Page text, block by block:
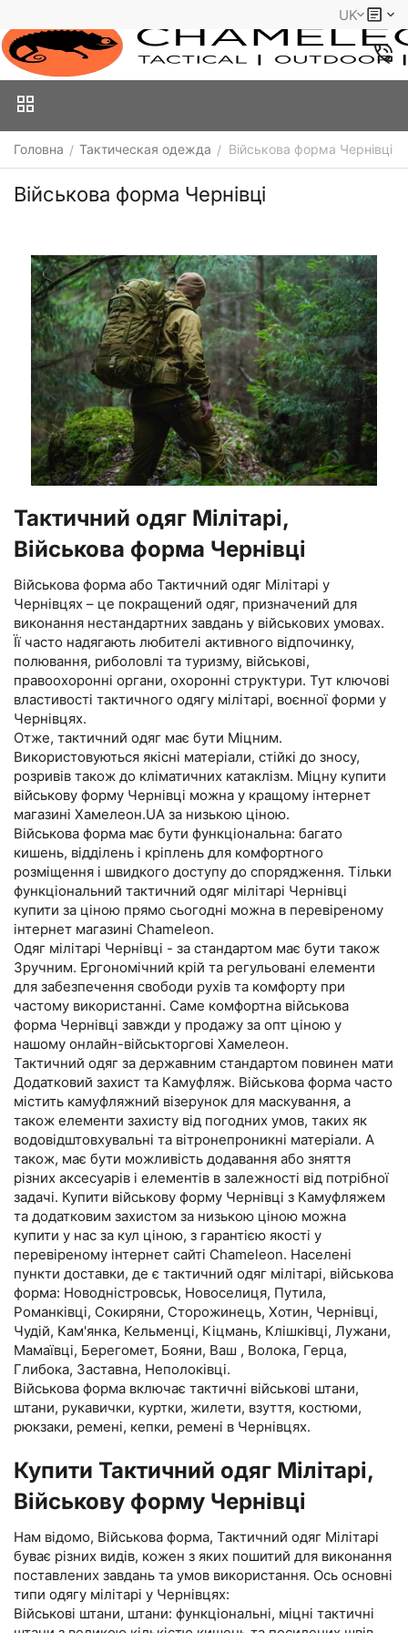
UK
Головна / Тактическая одежда / Військова форма Чернівці
Військова форма Чернівці
Тактичний одяг Мілітарі,
Військова форма Чернівці
Військова форма або Тактичний одяг Мілітарі у
Чернівцях – це покращений одяг, призначений для
виконання нестандартних завдань у військових умовах.
Її часто надягають любителі активного відпочинку,
полювання, риболовлі та туризму, військові,
правоохоронні органи, охоронні структури. Тут ключові
властивості тактичного одягу мілітарі, воєнної форми у
Чернівцях.
Отже, тактичний одяг має бути Міцним.
Використовуються якісні матеріали, стійкі до зносу,
розривів також до кліматичних катаклізм. Міцну купити
військову форму Чернівці можна у кращому інтернет
магазині Хамелеон.UA за низькою ціною.
Військова форма має бути функціональна: багато
кишень, відділень і кріплень для комфортного
розміщення і швидкого доступу до спорядження. Тільки
функціональний тактичний одяг мілітарі Чернівці
купити за ціною прямо сьогодні можна в перевіреному
інтернет магазині Chameleon.
Одяг мілітарі Чернівці - за стандартом має бути також
Зручним. Ергономічний крій та регульовані елементи
для забезпечення свободи рухів та комфорту при
частому використанні. Саме комфортна військова
форма Чернівці завжди у продажу за опт ціною у
нашому онлайн-військторгові Хамелеон.
Тактичний одяг за державним стандартом повинен мати
Додатковий захист та Камуфляж. Військова форма часто
містить камуфляжний візерунок для маскування, а
також елементи захисту від погодних умов, таких як
водовідштовхувальні та вітронепроникні матеріали. А
також, має бути можливість додавання або зняття
різних аксесуарів і елементів в залежності від потрібної
задачі. Купити військову форму Чернівці з Камуфляжем
та додатковим захистом за низькою ціною можна
купити у нас за кул ціною, з гарантією якості у
перевіреному інтернет сайті Chameleon. Населені
пункти доставки, де є тактичний одяг мілітарі, військова
форма: Новодністровськ, Новоселиця, Путила,
Романківці, Сокиряни, Сторожинець, Хотин, Чернівці,
Чудій, Кам'янка, Кельменці, Кіцмань, Клішківці, Лужани,
Мамаївці, Берегомет, Бояни, Ваш , Волока, Герца,
Глибока, Заставна, Неполоківці.
Військова форма включає тактичні військові штани,
штани, рукавички, куртки, жилети, взуття, костюми,
рюкзаки, ремені, кепки, ремені в Чернівцях.
Купити Тактичний одяг Мілітарі,
Військову форму Чернівці
Нам відомо, Військова форма, Тактичний одяг Мілітарі
буває різних видів, кожен з яких пошитий для виконання
поставлених завдань та умов використання. Ось основні
типи одягу мілітарі у Чернівцях:
Військові штани, штани: функціональні, міцні тактичні